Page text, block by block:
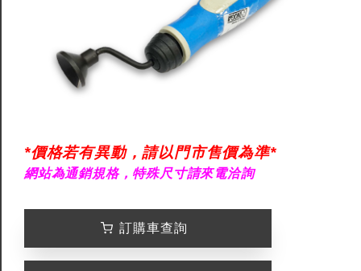
*價格若有異動，請以門市售價為準*
網站為通銷規格，特殊尺寸請來電洽詢
訂購車查詢